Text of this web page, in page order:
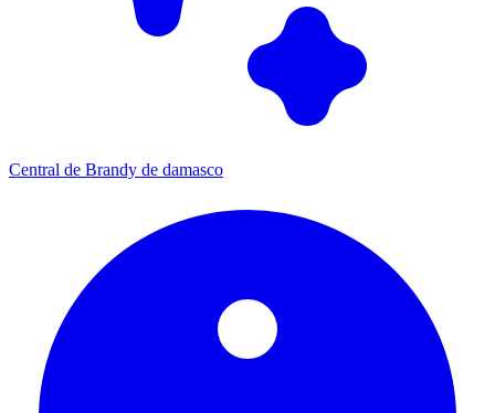
Central de Brandy de damasco